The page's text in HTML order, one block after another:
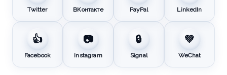
Twitter ВКонтакте PayPal LinkedIn
👍
Facebook
📷
Instagram
🔒
Signal
💚
WeChat